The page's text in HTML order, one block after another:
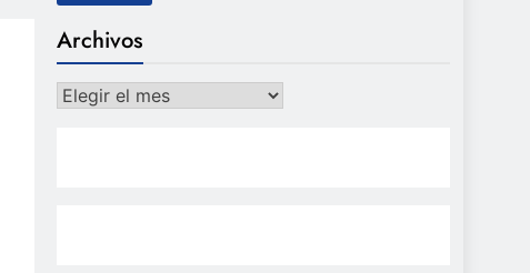
Archivos
Archivos